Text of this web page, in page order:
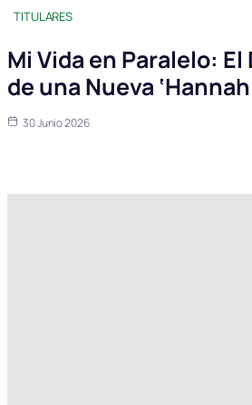
TITULARES
Mi Vida en Paralelo:
de una Nueva
30 Junio 2026